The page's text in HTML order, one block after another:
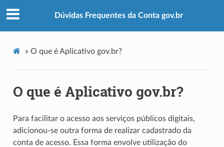
Dúvidas Frequentes da Conta gov.br
» O que é Aplicativo gov.br?
O que é Aplicativo gov.br?
Para facilitar o acesso aos serviços públicos digitais,
adicionou-se outra forma de realizar cadastrado da
conta de acesso. Essa forma envolve utilização do